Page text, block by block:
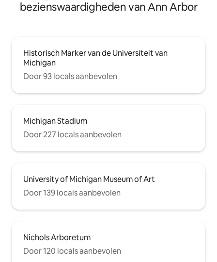
bezienswaardigheden van Ann Arbor
Historisch Marker van de Universiteit van
Michigan
Door 93 locals aanbevolen
Michigan Stadium
Door 227 locals aanbevolen
University of Michigan Museum of Art
Door 139 locals aanbevolen
Nichols Arboretum
Door 120 locals aanbevolen